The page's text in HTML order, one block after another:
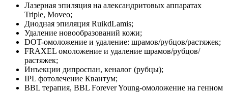
Лазерная эпиляция на александритовых аппаратах
Triple, Moveo;
Диодная эпиляция RuikdLamis;
Удаление новообразований кожи;
DOT-омоложение и удаление: шрамов/рубцов/растяжек;
FRAXEL омоложение и удаление шрамов/рубцов/
растяжек;
Инъекции дипроспан, кеналог (рубцы);
IPL фотолечение Квантум;
BBL терапия, BBL Forever Young-омоложение на генном